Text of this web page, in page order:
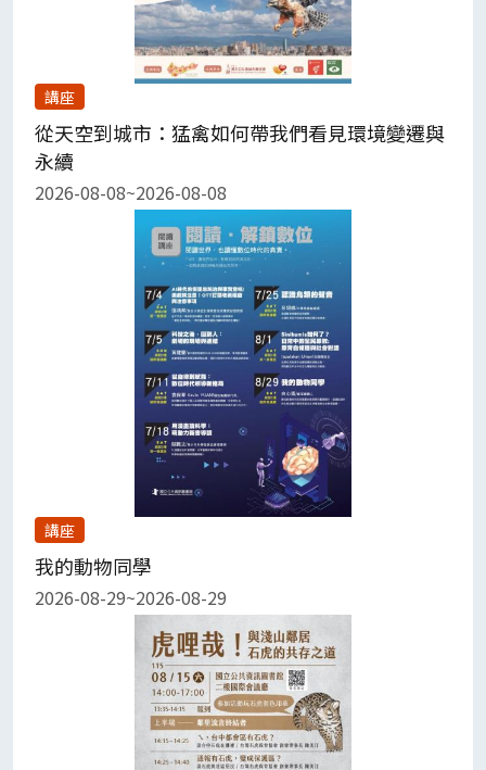
講座
從天空到城市：猛禽如何帶我們看見環境變遷與
永續
2026-08-08~2026-08-08
講座
我的動物同學
2026-08-29~2026-08-29